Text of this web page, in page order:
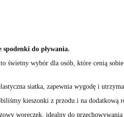
do pływania.
świetny wybór dla osób, które cenią
siatka, zapewnia wygodę i
kieszonki z przodu i na dodatkową
woreczek, idealny do